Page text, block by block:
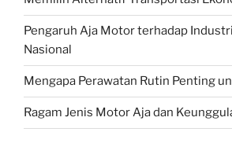
Pengaruh Aja Motor terhadap
Nasional
Mengapa Perawatan Rutin Penting
Ragam Jenis Motor Aja dan